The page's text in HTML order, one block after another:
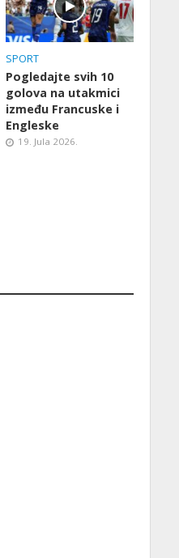
SPORT
Pogledajte svih 10
golova na utakmici
između Francuske i
Engleske
19. Jula 2026.